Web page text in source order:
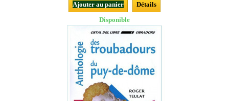
Ajouter au panier
Détails
Disponible